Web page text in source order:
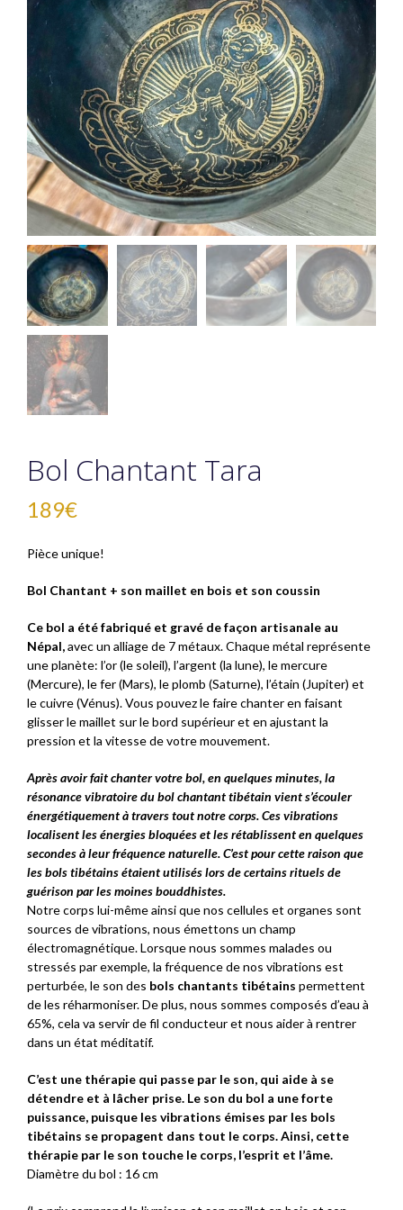
Bol Chantant Tara
189€
Pièce unique!
Bol Chantant + son maillet en bois et son coussin
Ce bol a été fabriqué et gravé de façon artisanale au
Népal,avec un alliage de 7 métaux. Chaque métal représente
une planète: l’or (le soleil), l’argent (la lune), le mercure
(Mercure), le fer (Mars), le plomb (Saturne), l’étain (Jupiter) et
le cuivre (Vénus). Vous pouvez le faire chanter en faisant
glisser le maillet sur le bord supérieur et en ajustant la
pression et la vitesse de votre mouvement.
Après avoir fait chanter votre bol, en quelques minutes, la
résonance vibratoire du bol chantant tibétain vient s’écouler
énergétiquement à travers tout notre corps. Ces vibrations
localisent les énergies bloquées et les rétablissent en quelques
secondes à leur fréquence naturelle. C’est pour cette raison que
les bols tibétains étaient utilisés lors de certains rituels de
guérison par les moines bouddhistes.
Notre corps lui-même ainsi que nos cellules et organes sont
sources de vibrations, nous émettons un champ
électromagnétique. Lorsque nous sommes malades ou
stressés par exemple, la fréquence de nos vibrations est
perturbée, le son des bols chantants tibétains permettent
de les réharmoniser. De plus, nous sommes composés d’eau à
65%, cela va servir de fil conducteur et nous aider à rentrer
dans un état méditatif.
C’est une thérapie qui passe par le son, qui aide à se
détendre et à lâcher prise. Le son du bol a une forte
puissance, puisque les vibrations émises par les bols
tibétains se propagent dans tout le corps. Ainsi, cette
thérapie par le son touche le corps, l’esprit et l’âme.
Diamètre du bol : 16 cm